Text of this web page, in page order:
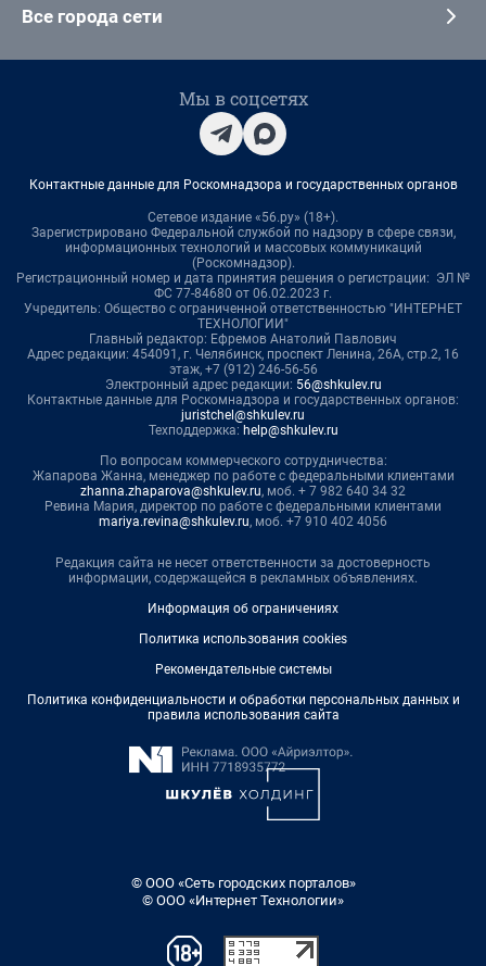
Все города сети
Мы в соцсетях
Контактные данные для Роскомнадзора и государственных органов
Сетевое издание «56.ру» (18+).
Зарегистрировано Федеральной службой по надзору в сфере связи,
информационных технологий и массовых коммуникаций
(Роскомнадзор).
Регистрационный номер и дата принятия решения о регистрации: ЭЛ №
ФС 77-84680 от 06.02.2023 г.
Учредитель: Общество с ограниченной ответственностью "ИНТЕРНЕТ
ТЕХНОЛОГИИ"
Главный редактор: Ефремов Анатолий Павлович
Адрес редакции: 454091, г. Челябинск, проспект Ленина, 26А, стр.2, 16
этаж, +7 (912) 246-56-56
Электронный адрес редакции: 56@shkulev.ru
Контактные данные для Роскомнадзора и государственных органов:
juristchel@shkulev.ru
Техподдержка: help@shkulev.ru
По вопросам коммерческого сотрудничества:
Жапарова Жанна, менеджер по работе с федеральными клиентами
zhanna.zhaparova@shkulev.ru, моб. + 7 982 640 34 32
Ревина Мария, директор по работе с федеральными клиентами
mariya.revina@shkulev.ru, моб. +7 910 402 4056
Редакция сайта не несет ответственности за достоверность
информации, содержащейся в рекламных объявлениях.
Информация об ограничениях
Политика использования cookies
Рекомендательные системы
Политика конфиденциальности и обработки персональных данных и
правила использования сайта
© ООО «Сеть городских порталов»
© ООО «Интернет Технологии»